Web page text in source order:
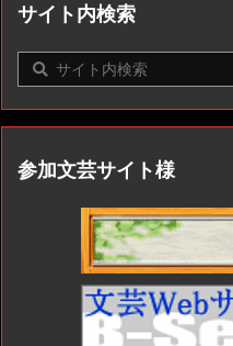
サイト内検索
参加文芸サイト様